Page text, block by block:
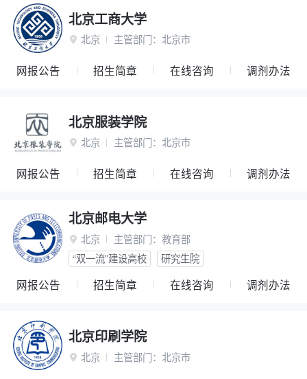
北京工商大学
 北京 主管部门： 北京市
网报公告 招生简章 在线咨询 调剂办法
北京服装学院
 北京 主管部门： 北京市
网报公告 招生简章 在线咨询 调剂办法
北京邮电大学
 北京 主管部门： 教育部
“双一流”建设高校
研究生院
网报公告 招生简章 在线咨询 调剂办法
北京印刷学院
 北京 主管部门： 北京市